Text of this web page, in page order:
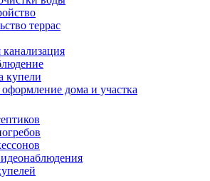
террас
купели
дома и участка